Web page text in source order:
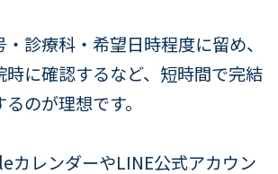
診療科・希望日時程度に留め、
時に確認するなど、短時間で完結
のが理想です。
カレンダーやLINE公式アカウン